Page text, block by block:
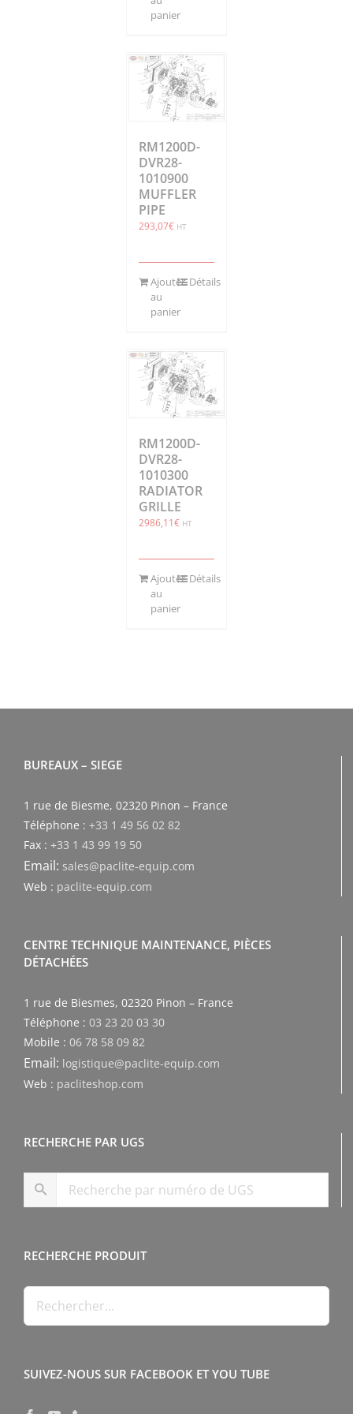
panier
RM1200D-
DVR28-
1010900
MUFFLER
PIPE
293,07€ HT
Ajouter
au
panier
Détails
RM1200D-
DVR28-
1010300
RADIATOR
GRILLE
2986,11€ HT
Ajouter
au
panier
Détails
BUREAUX – SIEGE
1 rue de Biesme, 02320 Pinon – France
Téléphone : +33 1 49 56 02 82
Fax : +33 1 43 99 19 50
Email: sales@paclite-equip.com
Web : paclite-equip.com
CENTRE TECHNIQUE MAINTENANCE, PIÈCES
DÉTACHÉES
1 rue de Biesmes, 02320 Pinon – France
Téléphone : 03 23 20 03 30
Mobile : 06 78 58 09 82
Email: logistique@paclite-equip.com
Web : pacliteshop.com
RECHERCHE PAR UGS
RECHERCHE PRODUIT
SUIVEZ-NOUS SUR FACEBOOK ET YOU TUBE